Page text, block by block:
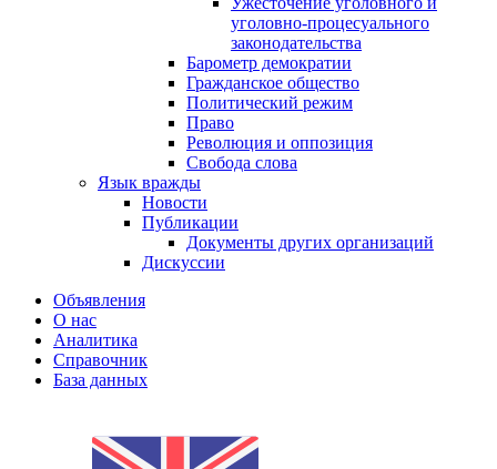
уголовно-процесуального
законодательства
Барометр демократии
Гражданское общество
Политический режим
Право
Революция и оппозиция
Свобода слова
Язык вражды
Новости
Публикации
Документы других организаций
Дискуссии
Объявления
О нас
Аналитика
Справочник
База данных